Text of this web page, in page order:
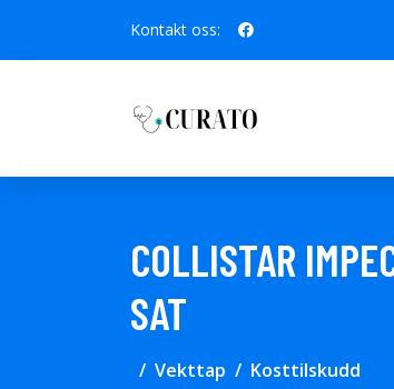
Kontakt oss:
COLLISTAR
SAT
Vekttap Kosttilskudd